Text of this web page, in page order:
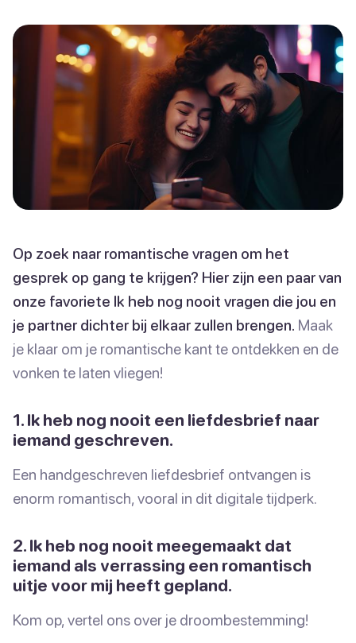
Op zoek naar romantische vragen om het
gesprek op gang te krijgen? Hier zijn een paar van
onze favoriete Ik heb nog nooit vragen die jou en
je partner dichter bij elkaar zullen brengen. Maak
je klaar om je romantische kant te ontdekken en de
vonken te laten vliegen!
1. Ik heb nog nooit een liefdesbrief naar
iemand geschreven.
Een handgeschreven liefdesbrief ontvangen is
enorm romantisch, vooral in dit digitale tijdperk.
2. Ik heb nog nooit meegemaakt dat
iemand als verrassing een romantisch
uitje voor mij heeft gepland.
Kom op, vertel ons over je droombestemming!